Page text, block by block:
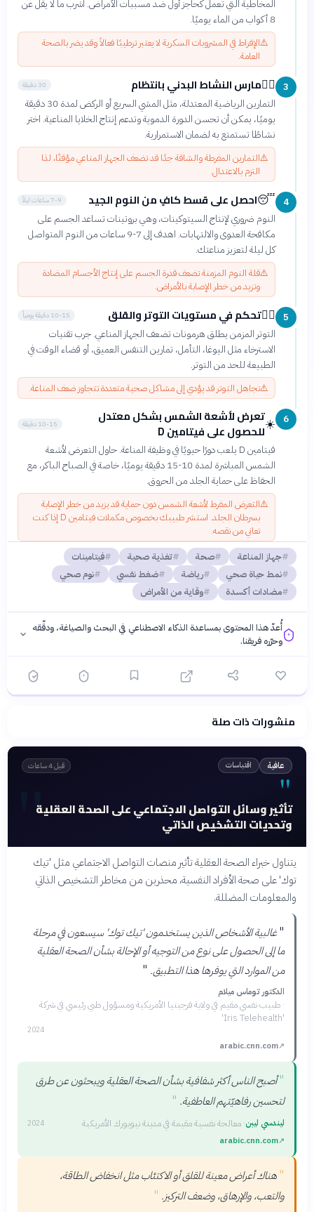
المخاطية التي تعمل كحاجز أول ضد مسببات الأمراض. اشرب ما لا يقل عن
8 أكواب من الماء يوميًا.
⚠️الإفراط في المشروبات السكرية لا يعتبر ترطيبًا فعالاً وقد يضر بالصحة
العامة.
3
🏃‍♀️مارس النشاط البدني بانتظام 30 دقيقة
التمارين الرياضية المعتدلة، مثل المشي السريع أو الركض لمدة 30 دقيقة
يوميًا، يمكن أن تحسن الدورة الدموية وتدعم إنتاج الخلايا المناعية. اختر
نشاطًا تستمتع به لضمان الاستمرارية.
⚠️التمارين المفرطة والشاقة جدًا قد تضعف الجهاز المناعي مؤقتًا، لذا
التزم بالاعتدال.
4
😴احصل على قسط كافٍ من النوم الجيد 7-9 ساعات ليلاً
النوم ضروري لإنتاج السيتوكينات، وهي بروتينات تساعد الجسم على
مكافحة العدوى والالتهابات. اهدف إلى 7-9 ساعات من النوم المتواصل
كل ليلة لتعزيز مناعتك.
⚠️قلة النوم المزمنة تضعف قدرة الجسم على إنتاج الأجسام المضادة
وتزيد من خطر الإصابة بالأمراض.
5
🧘‍♀️تحكم في مستويات التوتر والقلق 10-15 دقيقة يومياً
التوتر المزمن يطلق هرمونات تضعف الجهاز المناعي. جرب تقنيات
الاسترخاء مثل اليوغا، التأمل، تمارين التنفس العميق، أو قضاء الوقت في
الطبيعة للحد من التوتر.
⚠️تجاهل التوتر قد يؤدي إلى مشاكل صحية متعددة تتجاوز ضعف المناعة.
6
☀️تعرض لأشعة الشمس بشكل معتدل
للحصول على فيتامين D
10-15 دقيقة
فيتامين D يلعب دورًا حيويًا في وظيفة المناعة. حاول التعرض لأشعة
الشمس المباشرة لمدة 10-15 دقيقة يوميًا، خاصة في الصباح الباكر، مع
الحفاظ على حماية الجلد من الحروق.
⚠️التعرض المفرط لأشعة الشمس دون حماية قد يزيد من خطر الإصابة
بسرطان الجلد. استشر طبيبك بخصوص مكملات فيتامين D إذا كنت
تعاني من نقصه.
جهاز المناعة
صحة تغذية صحية
فيتامينات
نمط حياة صحي
رياضة ضغط نفسي
نوم صحي
مضادات أكسدة
وقاية من الأمراض
أُعدّ هذا المحتوى بمساعدة الذكاء الاصطناعي في البحث والصياغة، ودقّقه
وحرّره فريقنا.
فلسفتنا المعرفية· سياسة الذكاء الاصطناعيمنشورات ذات صلة
" عافية اقتباسات قبل 4 ساعات
"
تأثير وسائل التواصل الاجتماعي على الصحة العقلية
وتحديات التشخيص الذاتي
يتناول خبراء الصحة العقلية تأثير منصات التواصل الاجتماعي مثل 'تيك
توك' على صحة الأفراد النفسية، محذرين من مخاطر التشخيص الذاتي
والمعلومات المضللة.
"غالبية الأشخاص الذين يستخدمون 'تيك توك' سيسعون في مرحلة
ما إلى الحصول على نوع من التوجيه أو الإحالة بشأن الصحة العقلية
من الموارد التي يوفرها هذا التطبيق. "
الدكتور توماس ميلام
· طبيب نفسي مقيم في ولاية فرجينيا الأمريكية ومسؤول طبي رئيسي في شركة
'Iris Telehealth'
2024
↗
arabic.cnn.com
" أصبح الناس أكثر شفافية بشأن الصحة العقلية ويبحثون عن طرق
لتحسين رفاهيّتهم العاطفية. "
ليندسي ليبن· معالجة نفسية مقيمة في مدينة نيويورك الأمريكية 2024
↗
arabic.cnn.com
" هناك أعراض معينة للقلق أو الاكتئاب مثل انخفاض الطاقة،
والتعب، والإرهاق، وضعف التركيز. "